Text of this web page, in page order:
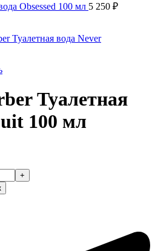
Obsessed 100 мл 5 250 ₽
Туалетная
100 мл